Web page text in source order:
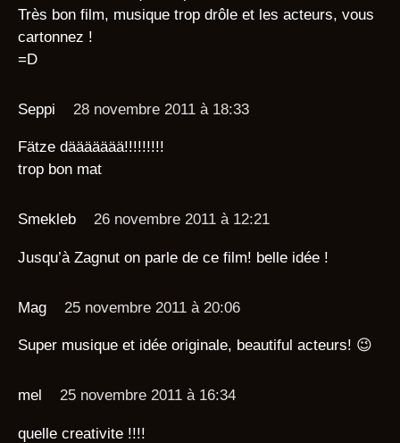
Très bon film, musique trop drôle et les acteurs, vous
cartonnez !
=D
Seppi 28 novembre 2011 à 18:33
Fätze däääääää!!!!!!!!!
trop bon mat
Smekleb 26 novembre 2011 à 12:21
Jusqu’à Zagnut on parle de ce film! belle idée !
Mag 25 novembre 2011 à 20:06
Super musique et idée originale, beautiful acteurs! 😉
mel 25 novembre 2011 à 16:34
quelle creativite !!!!